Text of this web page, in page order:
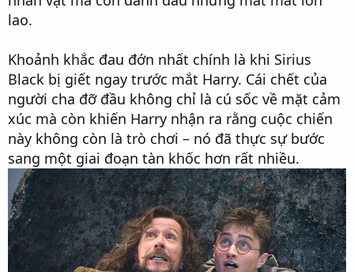
lao.
Khoảnh khắc đau đớn nhất chính là khi Sirius
Black bị giết ngay trước mắt Harry. Cái chết của
người cha đỡ đầu không chỉ là cú sốc về mặt cảm
xúc mà còn khiến Harry nhận ra rằng cuộc chiến
này không còn là trò chơi – nó đã thực sự bước
sang một giai đoạn tàn khốc hơn rất nhiều.